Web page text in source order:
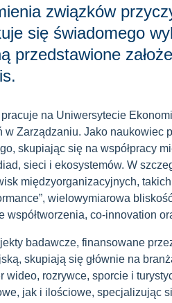
związków
się świadomego
przedstawione
na Uniwersytecie
w Zarządzaniu. Jako naukowiec
skupiając się na współpracy
sieci i ekosystemów. W
międzyorganizacyjnych,
wielowymiarowa
współtworzenia, co-innovation
badawcze, finansowane
skupiają się głównie na
wideo, rozrywce, sporcie i
jak i ilościowe, specjalizując